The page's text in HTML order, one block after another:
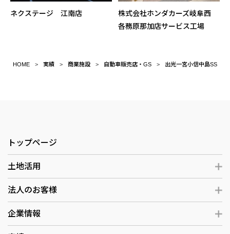
ネクステージ 江南店
株式会社ホンダカーズ岐阜西
各務原那加店サービス工場
HOME 実績 商業施設 自動車販売店・GS 出光一宮小信中島SS
トップページ
土地活用
法人のお客様
企業情報